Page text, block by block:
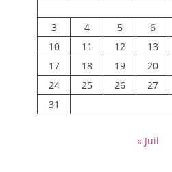
3
4 5 6
10
11 12 13
17
18 19 20
24
25 26 27
31
« Juil